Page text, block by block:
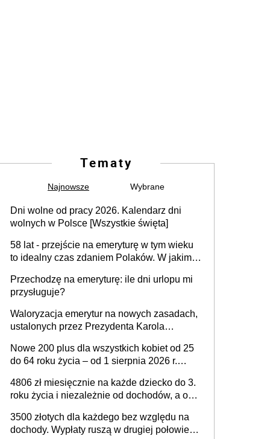
Tematy
Najnowsze Wybrane
Dni wolne od pracy 2026. Kalendarz dni
wolnych w Polsce [Wszystkie święta]
58 lat - przejście na emeryturę w tym wieku
to idealny czas zdaniem Polaków. W jakim
dlaczego?
Przechodzę na emeryturę: ile dni urlopu mi
przysługuje?
Waloryzacja emerytur na nowych zasadach,
ustalonych przez Prezydenta Karola
również kwotowa podwyżka świadczeń?
Nowe 200 plus dla wszystkich kobiet od 25
do 64 roku życia – od 1 sierpnia 2026 r.
programu rządowego
4806 zł miesięcznie na każde dziecko do 3.
roku życia i niezależnie od dochodów, a od
ma odwrócić trend spadku liczby urodzeń w
Polsce
3500 złotych dla każdego bez względu na
dochody. Wypłaty ruszą w drugiej połowie